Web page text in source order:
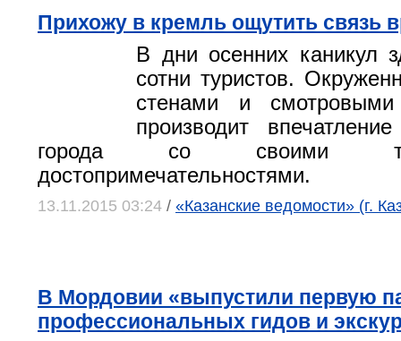
Прихожу в кремль ощутить связь
В дни осенних каникул
сотни туристов.
стенами и
производит впечатление
города со своими
достопримечательностями.
13.11.2015 03:24 / «Казанские ведомости» (г.
В Мордовии «выпустили первую
профессиональных гидов и